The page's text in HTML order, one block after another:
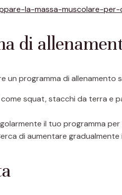
la-massa-muscolare-
di
programma di allenamento
squat, stacchi da terra e
il tuo programma
di aumentare gradualmente